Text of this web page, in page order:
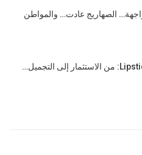
الصهاريج عادت… والمواطن